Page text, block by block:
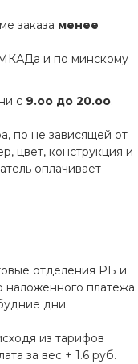
заказа менее
и по минскому
с 9.оо до 20.оо.
по не зависящей от
цвет, конструкция и
оплачивает
отделения РБ и
наложенного платежа.
дни.
из тарифов
за вес + 1.6 руб.